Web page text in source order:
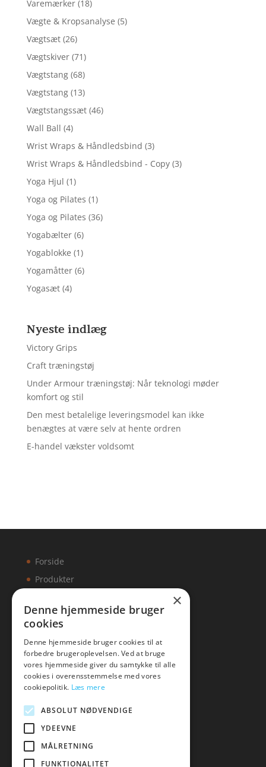
Varemærker (18)
Vægte & Kropsanalyse (5)
Vægtsæt (26)
Vægtskiver (71)
Vægtstang (68)
Vægtstang (13)
Vægtstangssæt (46)
Wall Ball (4)
Wrist Wraps & Håndledsbind (3)
Wrist Wraps & Håndledsbind - Copy (3)
Yoga Hjul (1)
Yoga og Pilates (1)
Yoga og Pilates (36)
Yogabælter (6)
Yogablokke (1)
Yogamåtter (6)
Yogasæt (4)
Nyeste indlæg
Victory Grips
Craft træningstøj
Under Armour træningstøj: Når teknologi møder
komfort og stil
Den mest betalelige leveringsmodel kan ikke
benægtes at være selv at hente ordren
E-handel vækster voldsomt
Forside
Produkter
Artikler
Malawigruppen
Mail:hej@malawigruppen.dk
×
Denne hjemmeside bruger
cookies
Denne hjemmeside bruger cookies til at
forbedre brugeroplevelsen. Ved at bruge
vores hjemmeside giver du samtykke til alle
cookies i overensstemmelse med vores
cookiepolitik. Læs mere
ABSOLUT NØDVENDIGE
YDEEVNE
MÅLRETNING
FUNKTIONALITET